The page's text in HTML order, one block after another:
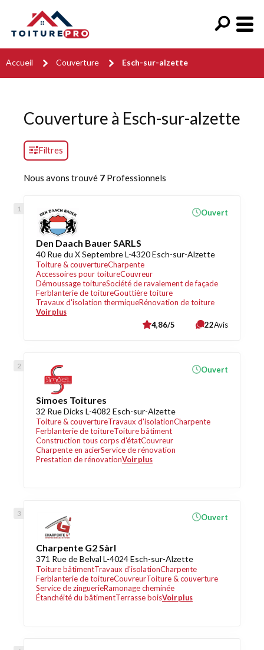
Accueil Couverture Esch-sur-alzette
Couverture à Esch-sur-alzette
Filtres
Nous avons trouvé 7 Professionnels
Den Daach Bauer SARLS
40 Rue du X Septembre L-4320 Esch-sur-Alzette
Toiture & couvertureCharpente
Accessoires pour toitureCouvreur
Démoussage toitureSociété de ravalement de façade
Ferblanterie de toitureGouttière toiture
Travaux d'isolation thermiqueRénovation de toiture
Voir plus
Ouvert
4,86/5 22Avis
Simoes Toitures
32 Rue Dicks L-4082 Esch-sur-Alzette
Toiture & couvertureTravaux d'isolationCharpente
Ferblanterie de toitureToiture bâtiment
Construction tous corps d'étatCouvreur
Charpente en acierService de rénovation
Prestation de rénovationVoir plus
Ouvert
Charpente G2 Sàrl
371 Rue de Belval L-4024 Esch-sur-Alzette
Toiture bâtimentTravaux d'isolationCharpente
Ferblanterie de toitureCouvreurToiture & couverture
Service de zinguerieRamonage cheminée
Étanchéité du bâtimentTerrasse boisVoir plus
Ouvert